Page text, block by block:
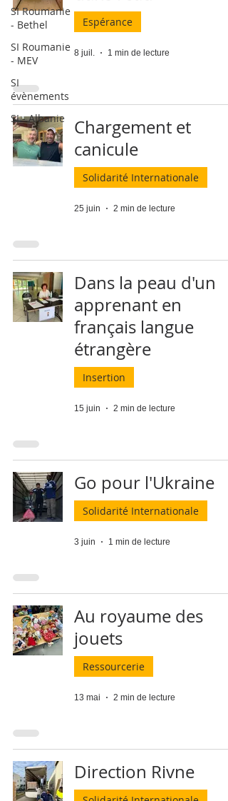
SI Roumanie
- Bethel
SI Roumanie
- MEV
SI
évènements
SI - Albanie
Espérance
8 juil. 1 min de lecture
Chargement et
canicule
Solidarité Internationale
25 juin 2 min de lecture
Dans la peau d'un
apprenant en
français langue
étrangère
Insertion
15 juin 2 min de lecture
Go pour l'Ukraine
Solidarité Internationale
3 juin 1 min de lecture
Au royaume des
jouets
Ressourcerie
13 mai 2 min de lecture
Direction Rivne